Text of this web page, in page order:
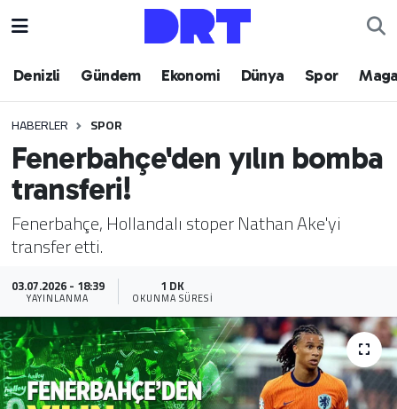
Denizli Gündem Ekonomi Dünya Spor
HABERLER SPOR
Fenerbahçe'den yılın bomba
transferi!
Fenerbahçe, Hollandalı stoper Nathan Ake'yi
transfer etti.
03.07.2026 - 18:39
YAYINLANMA
1 DK
OKUNMA SÜRESI
Denizli
Ekonomi
Dünya
Spor
Magazin
Teknoloji
Yaşam
Hava Durumu
Puan Durumu ve Fikstür
Tüm Manşetler
Son Dakika Haberleri
Haber Arşivi